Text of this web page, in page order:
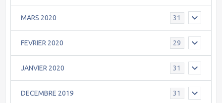
MARS 2020 31
FEVRIER 2020 29
JANVIER 2020 31
DECEMBRE 2019 31